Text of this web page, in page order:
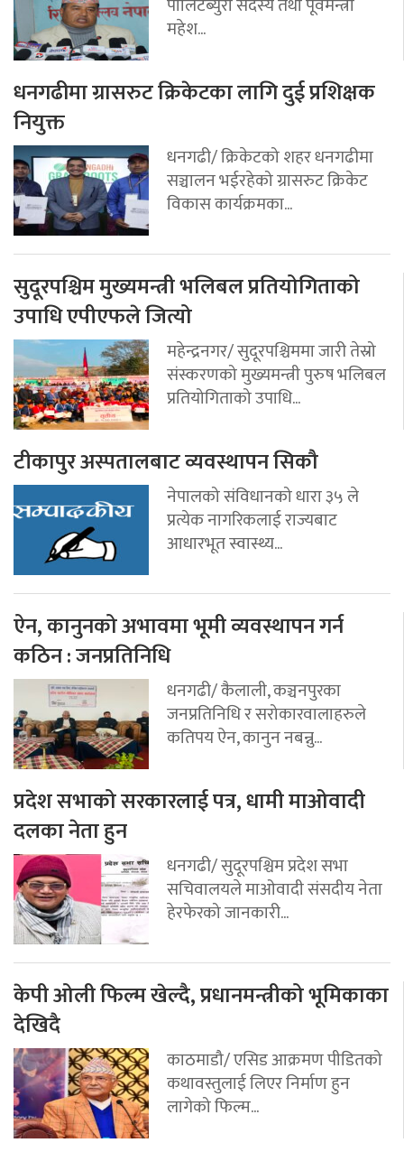
पोलिटब्युरो सदस्य तथा पूर्वमन्त्री
महेश...
धनगढीमा ग्रासरुट क्रिकेटका लागि दुई प्रशिक्षक
नियुक्त
धनगढी/ क्रिकेटको शहर धनगढीमा
सञ्चालन भईरहेको ग्रासरुट क्रिकेट
विकास कार्यक्रमका...
सुदूरपश्चिम मुख्यमन्त्री भलिबल प्रतियोगिताको
उपाधि एपीएफले जित्यो
महेन्द्रनगर/ सुदूरपश्चिममा जारी तेस्रो
संस्करणको मुख्यमन्त्री पुरुष भलिबल
प्रतियोगिताको उपाधि...
टीकापुर अस्पतालबाट व्यवस्थापन सिकौ
नेपालको संविधानको धारा ३५ ले
प्रत्येक नागरिकलाई राज्यबाट
आधारभूत स्वास्थ्य...
ऐन, कानुनको अभावमा भूमी व्यवस्थापन गर्न
कठिन : जनप्रतिनिधि
धनगढी/ कैलाली, कञ्चनपुरका
जनप्रतिनिधि र सरोकारवालाहरुले
कतिपय ऐन, कानुन नबन्नु...
प्रदेश सभाको सरकारलाई पत्र, धामी माओवादी
दलका नेता हुन
धनगढी/ सुदूरपश्चिम प्रदेश सभा
सचिवालयले माओवादी संसदीय नेता
हेरफेरको जानकारी...
केपी ओली फिल्म खेल्दै, प्रधानमन्त्रीको भूमिकाका
देखिदै
काठमाडौ/ एसिड आक्रमण पीडितको
कथावस्तुलाई लिएर निर्माण हुन
लागेको फिल्म...